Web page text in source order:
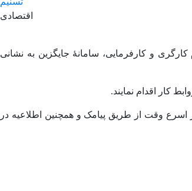
اقتصادی
و کارفرمایی، سامانۀ جایگزین به نشانی
کار اقدام نمایند.
ثبت شده است، با اولویت رسیدگی در اسرع وقت از طریق پیامک و همچنین اطلاعیه در